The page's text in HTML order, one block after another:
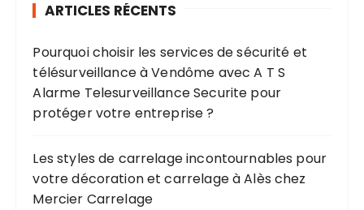
ARTICLES RÉCENTS
Pourquoi choisir les services de sécurité et
télésurveillance à Vendôme avec A T S
Alarme Telesurveillance Securite pour
protéger votre entreprise ?
Les styles de carrelage incontournables pour
votre décoration et carrelage à Alès chez
Mercier Carrelage